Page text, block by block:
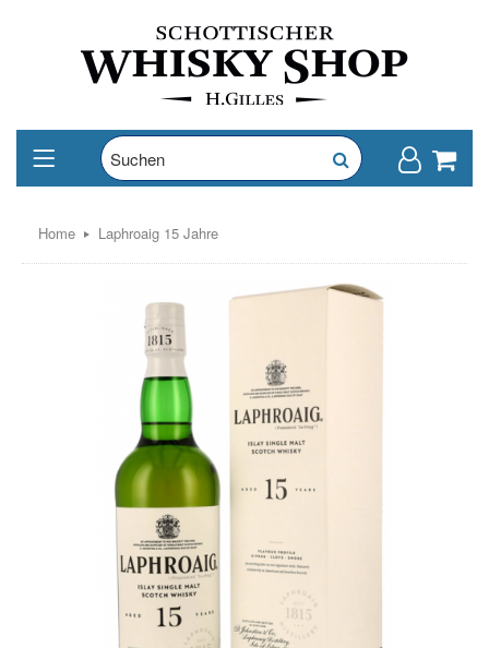
Home Laphroaig 15 Jahre